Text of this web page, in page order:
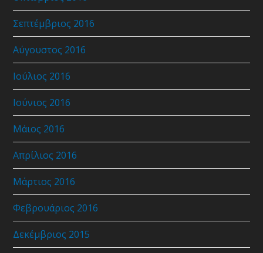
Σεπτέμβριος 2016
Αύγουστος 2016
Ιούλιος 2016
Ιούνιος 2016
Μάιος 2016
Απρίλιος 2016
Μάρτιος 2016
Φεβρουάριος 2016
Δεκέμβριος 2015